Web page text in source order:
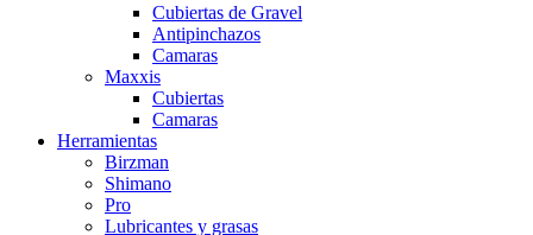
Cubiertas de Gravel
Antipinchazos
Camaras
Maxxis
Cubiertas
Camaras
Herramientas
Birzman
Shimano
Pro
Lubricantes y grasas